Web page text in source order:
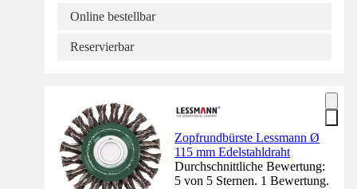
Online bestellbar
Reservierbar
Zopfrundbürste Lessmann Ø
115 mm Edelstahldraht
Durchschnittliche Bewertung:
5 von 5 Sternen. 1 Bewertung.